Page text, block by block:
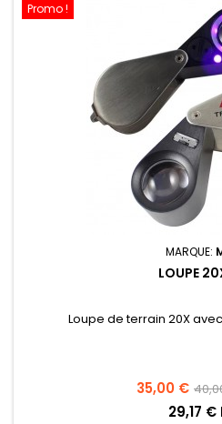
Promo !
MARQUE:
LOUPE
Loupe de terrain 20X
Prix
35,00 € Prix
de
29,17 €